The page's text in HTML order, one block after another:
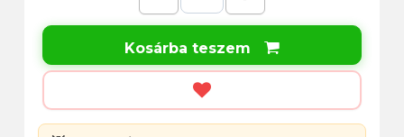
Kosárba teszem 